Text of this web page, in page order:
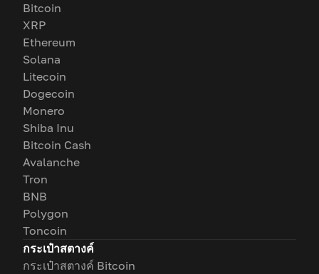
Bitcoin
XRP
Ethereum
Solana
Litecoin
Dogecoin
Monero
Shiba Inu
Bitcoin Cash
Avalanche
Tron
BNB
Polygon
Toncoin
กระเป๋าสตางค์
กระเป๋าสตางค์ Bitcoin